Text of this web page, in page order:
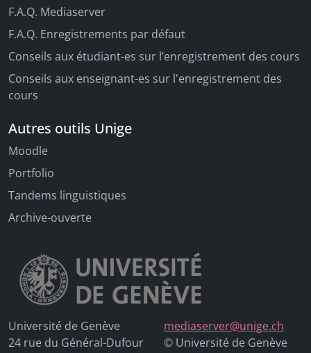
F.A.Q. Mediaserver
F.A.Q. Enregistrements par défaut
Conseils aux étudiant-es sur l’enregistrement des cours
Conseils aux enseignant-es sur l'enregistrement des
cours
Autres outils Unige
Moodle
Portfolio
Tandems linguistiques
Archive-ouverte
Université de Genève
24 rue du Général-Dufour
mediaserver@unige.ch
© Université de Genève